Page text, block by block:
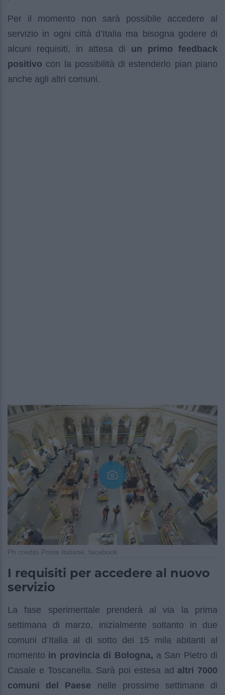
Per il momento non sarà possibile accedere al
servizio in ogni città d’Italia ma bisogna godere di
alcuni requisiti, in attesa di un primo feedback
positivo con la possibilità di estenderlo pian piano
anche agli altri comuni.
Ph credits Poste Italiane, facebook
I requisiti per accedere al nuovo
servizio
La fase sperimentale prenderà al via la prima
settimana di marzo, inizialmente soltanto in due
comuni d’Italia al di sotto dei 15 mila abitanti al
momento in provincia di Bologna, a San Pietro di
Casale e Toscanella. Sarà poi estesa ad altri 7000
comuni del Paese nelle prossime settimane di